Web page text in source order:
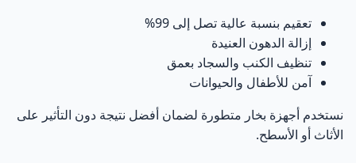
تعقيم بنسبة عالية تصل إلى 99%
إزالة الدهون العنيدة
تنظيف الكنب والسجاد بعمق
آمن للأطفال والحيوانات
نستخدم أجهزة بخار متطورة لضمان أفضل نتيجة دون التأثير على
الأثاث أو الأسطح.